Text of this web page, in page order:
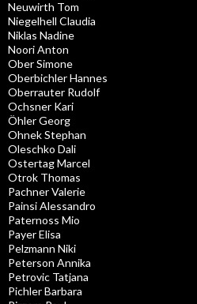
Neuwirth Tom
Niegelhell Claudia
Niklas Nadine
Noori Anton
Ober Simone
Oberbichler Hannes
Oberrauter Rudolf
Ochsner Kari
Öhler Georg
Ohnek Stephan
Oleschko Dali
Ostertag Marcel
Otrok Thomas
Pachner Valerie
Painsi Alessandro
Paternoss Mio
Payer Elisa
Pelzmann Niki
Peterson Annika
Petrovic Tatjana
Pichler Barbara